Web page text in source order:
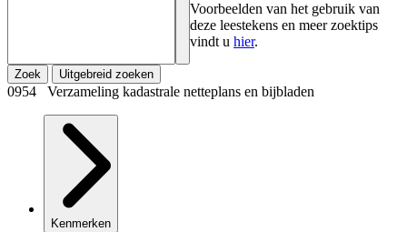
Voorbeelden van het gebruik van
deze leestekens en meer zoektips
vindt u hier.
Zoek Uitgebreid zoeken
0954 Verzameling kadastrale netteplans en bijbladen
Kenmerken